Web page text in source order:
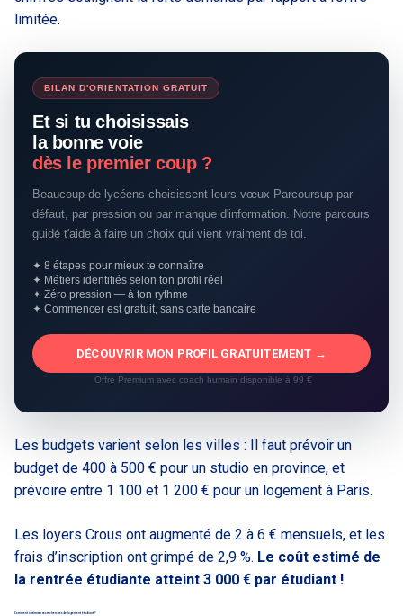
limitée.
BILAN D'ORIENTATION GRATUIT
Et si tu choisissais
la bonne voie
dès le premier coup ?
Beaucoup de lycéens choisissent leurs vœux Parcoursup par
défaut, par pression ou par manque d'information. Notre parcours
guidé t'aide à faire un choix qui vient vraiment de toi.
✦ 8 étapes pour mieux te connaître
✦ Métiers identifiés selon ton profil réel
✦ Zéro pression — à ton rythme
✦ Commencer est gratuit, sans carte bancaire
DÉCOUVRIR MON PROFIL GRATUITEMENT →
Offre Premium avec coach humain disponible à 99 €
Les budgets varient selon les villes : Il faut prévoir un
budget de 400 à 500 € pour un studio en province, et
prévoire entre 1 100 et 1 200 € pour un logement à Paris.
Les loyers Crous ont augmenté de 2 à 6 € mensuels, et les
frais d’inscription ont grimpé de 2,9 %. Le coût estimé de
la rentrée étudiante atteint 3 000 € par étudiant !
Comment optimiser ses recherches de logement étudiant ?